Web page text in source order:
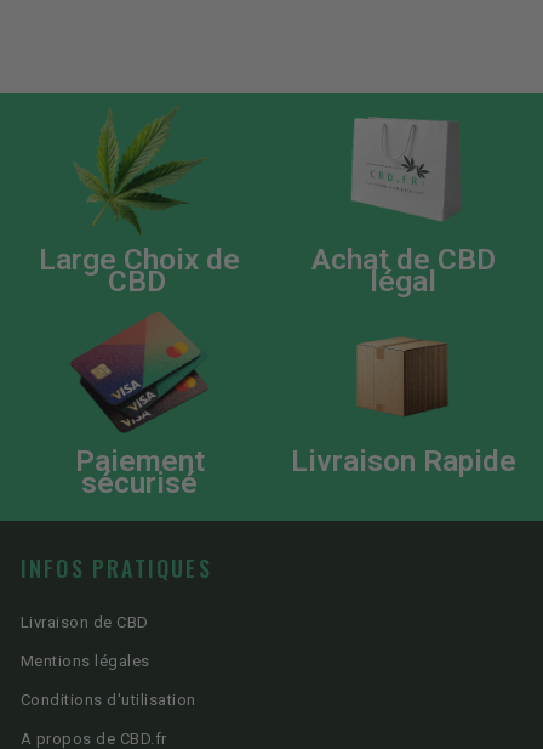
Large Choix de
CBD
Achat de CBD
légal
Paiement
sécurisé
Livraison Rapide
INFOS PRATIQUES
Livraison de CBD
Mentions légales
Conditions d'utilisation
A propos de CBD.fr